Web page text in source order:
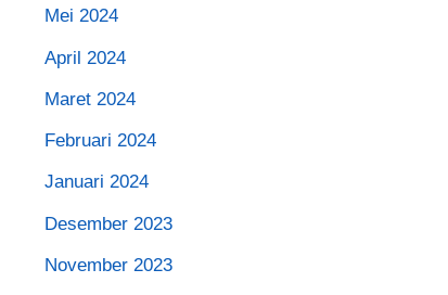
Mei 2024
April 2024
Maret 2024
Februari 2024
Januari 2024
Desember 2023
November 2023